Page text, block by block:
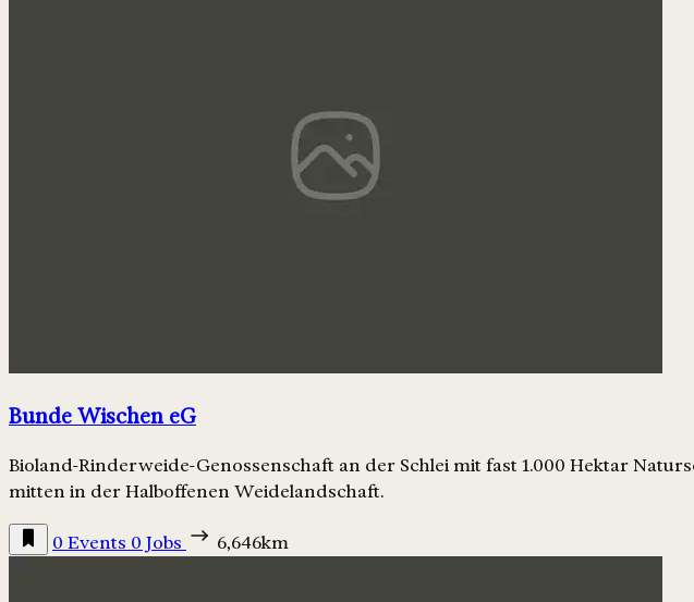
Bunde Wischen eG
Bioland-Rinderweide-Genossenschaft an der Schlei mit fast 1.000 Hektar
mitten in der Halboffenen Weidelandschaft.
0 Events 0 Jobs 6,646km